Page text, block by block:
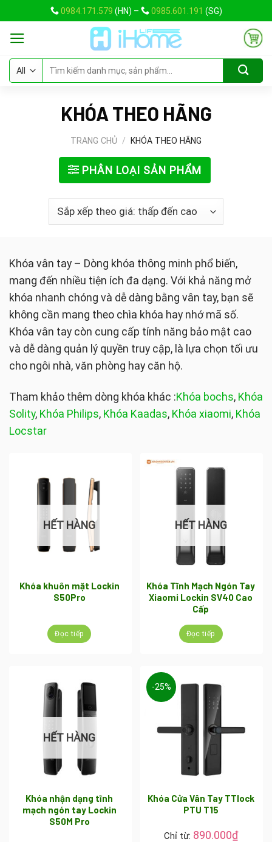
to
content
0984.171.579 (HN) – 0985.601.191 (SG)
kiếm:
KHÓA THEO HÃNG
TRANG CHỦ / KHÓA THEO HÃNG
PHÂN LOẠI SẢN PHẨM
Khóa vân tay – Dòng khóa thông minh phổ biến,
mang đến nhiều tiện ích đa dạng. Với khả năng mở
khóa nhanh chóng và dễ dàng bằng vân tay, bạn sẽ
không cần mang theo chìa khóa hay nhớ mã số.
Khóa vân tay còn cung cấp tính năng bảo mật cao
và dễ dàng quản lý quyền truy cập, là lựa chọn tối ưu
cho ngôi nhà, văn phòng hay căn hộ.
Tham khảo thêm dòng khóa khác :Khóa bochs, Khóa
Solity, Khóa Philips, Khóa Kaadas, Khóa xiaomi, Khóa
Locstar
HẾT HÀNG
Khóa khuôn mặt Lockin
S50Pro
Đọc tiếp
HẾT HÀNG
Khóa Tĩnh Mạch Ngón Tay
Xiaomi Lockin SV40 Cao
Cấp
Đọc tiếp
HẾT HÀNG
Khóa nhận dạng tĩnh
mạch ngón tay Lockin
S50M Pro
-25%
Khóa Cửa Vân Tay TTlock
PTU T15
Chỉ từ: 890.000₫